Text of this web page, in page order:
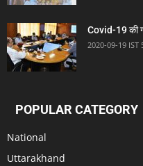
Covid-19 की
2020-09-19 IST
POPULAR CATEGORY
National
Uttarakhand